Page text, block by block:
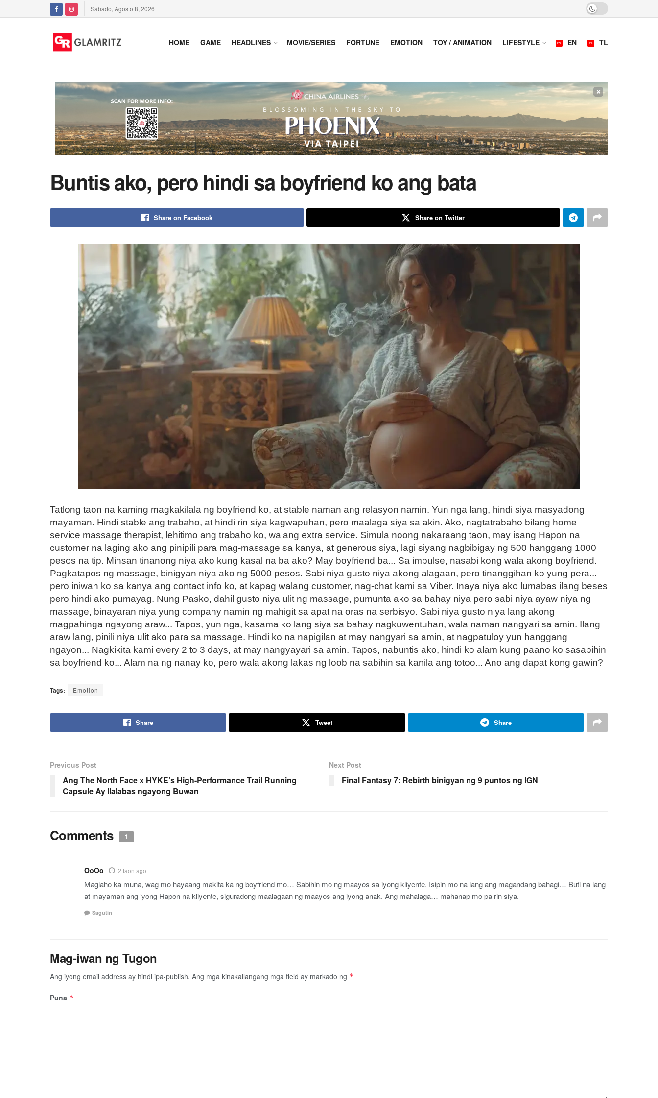
Sabado, Agosto 8, 2026
HOME GAME HEADLINES MOVIE/SERIES FORTUNE EMOTION TOY / ANIMATION LIFESTYLE EN TL
×
Buntis ako, pero hindi sa boyfriend ko ang bata
Share on Facebook Share on Twitter
Tatlong taon na kaming magkakilala ng boyfriend ko, at stable naman ang relasyon namin. Yun nga lang, hindi siya masyadong
mayaman. Hindi stable ang trabaho, at hindi rin siya kagwapuhan, pero maalaga siya sa akin. Ako, nagtatrabaho bilang home
service massage therapist, lehitimo ang trabaho ko, walang extra service. Simula noong nakaraang taon, may isang Hapon na
customer na laging ako ang pinipili para mag-massage sa kanya, at generous siya, lagi siyang nagbibigay ng 500 hanggang 1000
pesos na tip. Minsan tinanong niya ako kung kasal na ba ako? May boyfriend ba... Sa impulse, nasabi kong wala akong boyfriend.
Pagkatapos ng massage, binigyan niya ako ng 5000 pesos. Sabi niya gusto niya akong alagaan, pero tinanggihan ko yung pera...
pero iniwan ko sa kanya ang contact info ko, at kapag walang customer, nag-chat kami sa Viber. Inaya niya ako lumabas ilang beses
pero hindi ako pumayag. Nung Pasko, dahil gusto niya ulit ng massage, pumunta ako sa bahay niya pero sabi niya ayaw niya ng
massage, binayaran niya yung company namin ng mahigit sa apat na oras na serbisyo. Sabi niya gusto niya lang akong
magpahinga ngayong araw... Tapos, yun nga, kasama ko lang siya sa bahay nagkuwentuhan, wala naman nangyari sa amin. Ilang
araw lang, pinili niya ulit ako para sa massage. Hindi ko na napigilan at may nangyari sa amin, at nagpatuloy yun hanggang
ngayon... Nagkikita kami every 2 to 3 days, at may nangyayari sa amin. Tapos, nabuntis ako, hindi ko alam kung paano ko sasabihin
sa boyfriend ko... Alam na ng nanay ko, pero wala akong lakas ng loob na sabihin sa kanila ang totoo... Ano ang dapat kong gawin?
Tags: Emotion
Share Tweet Share
Previous Post
Ang The North Face x HYKE’s High-Performance Trail Running
Capsule Ay Ilalabas ngayong Buwan
Next Post
Final Fantasy 7: Rebirth binigyan ng 9 puntos ng IGN
Comments 1
OoOo 2 taon ago
Maglaho ka muna, wag mo hayaang makita ka ng boyfriend mo… Sabihin mo ng maayos sa iyong kliyente. Isipin mo na lang ang magandang bahagi… Buti na lang
at mayaman ang iyong Hapon na kliyente, siguradong maalagaan ng maayos ang iyong anak. Ang mahalaga… mahanap mo pa rin siya.
Sagutin
Mag-iwan ng Tugon
Ang iyong email address ay hindi ipa-publish. Ang mga kinakailangang mga field ay markado ng *
Puna *